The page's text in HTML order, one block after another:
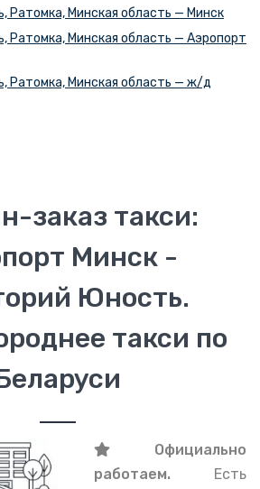
Ратомка, Минская область — Минск
Ратомка, Минская область — Аэропорт
Ратомка, Минская область — ж/д
заказ такси:
Минск -
Юность.
такси по
Официально
работаем. Есть